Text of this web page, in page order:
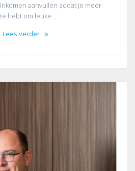
aanvullen zodat je meer
hebt om leuke…
Lees verder